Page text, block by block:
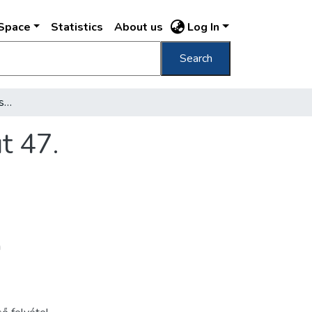
Statistics About us Log In
Search
Villa "Mon Rêve" Budapest 1., Kelenhegyi út 47.
47.